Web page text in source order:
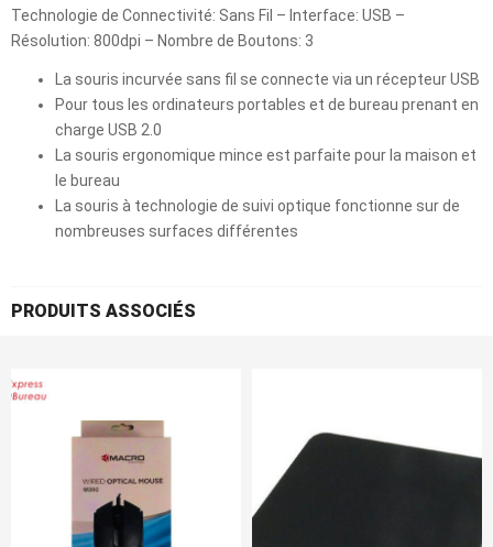
Technologie de Connectivité: Sans Fil – Interface: USB –
Résolution: 800dpi – Nombre de Boutons: 3
La souris incurvée sans fil se connecte via un récepteur USB
Pour tous les ordinateurs portables et de bureau prenant en
charge USB 2.0
La souris ergonomique mince est parfaite pour la maison et
le bureau
La souris à technologie de suivi optique fonctionne sur de
nombreuses surfaces différentes
PRODUITS ASSOCIÉS